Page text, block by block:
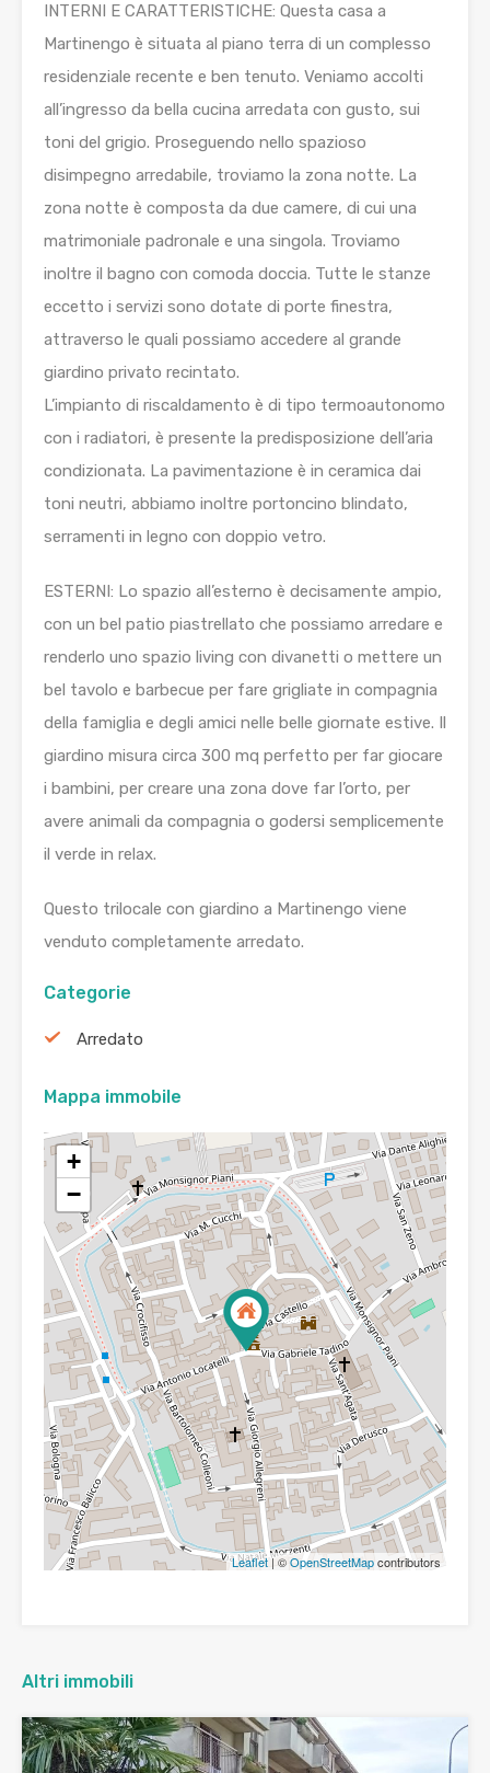
INTERNI E CARATTERISTICHE: Questa casa a
Martinengo è situata al piano terra di un complesso
residenziale recente e ben tenuto. Veniamo accolti
all’ingresso da bella cucina arredata con gusto, sui
toni del grigio. Proseguendo nello spazioso
disimpegno arredabile, troviamo la zona notte. La
zona notte è composta da due camere, di cui una
matrimoniale padronale e una singola. Troviamo
inoltre il bagno con comoda doccia. Tutte le stanze
eccetto i servizi sono dotate di porte finestra,
attraverso le quali possiamo accedere al grande
giardino privato recintato.
L’impianto di riscaldamento è di tipo termoautonomo
con i radiatori, è presente la predisposizione dell’aria
condizionata. La pavimentazione è in ceramica dai
toni neutri, abbiamo inoltre portoncino blindato,
serramenti in legno con doppio vetro.
ESTERNI: Lo spazio all’esterno è decisamente ampio,
con un bel patio piastrellato che possiamo arredare e
renderlo uno spazio living con divanetti o mettere un
bel tavolo e barbecue per fare grigliate in compagnia
della famiglia e degli amici nelle belle giornate estive. Il
giardino misura circa 300 mq perfetto per far giocare
i bambini, per creare una zona dove far l’orto, per
avere animali da compagnia o godersi semplicemente
il verde in relax.
Questo trilocale con giardino a Martinengo viene
venduto completamente arredato.
Categorie
Arredato
Mappa immobile
+
−
Leaflet| ©OpenStreetMapcontributors
Altri immobili